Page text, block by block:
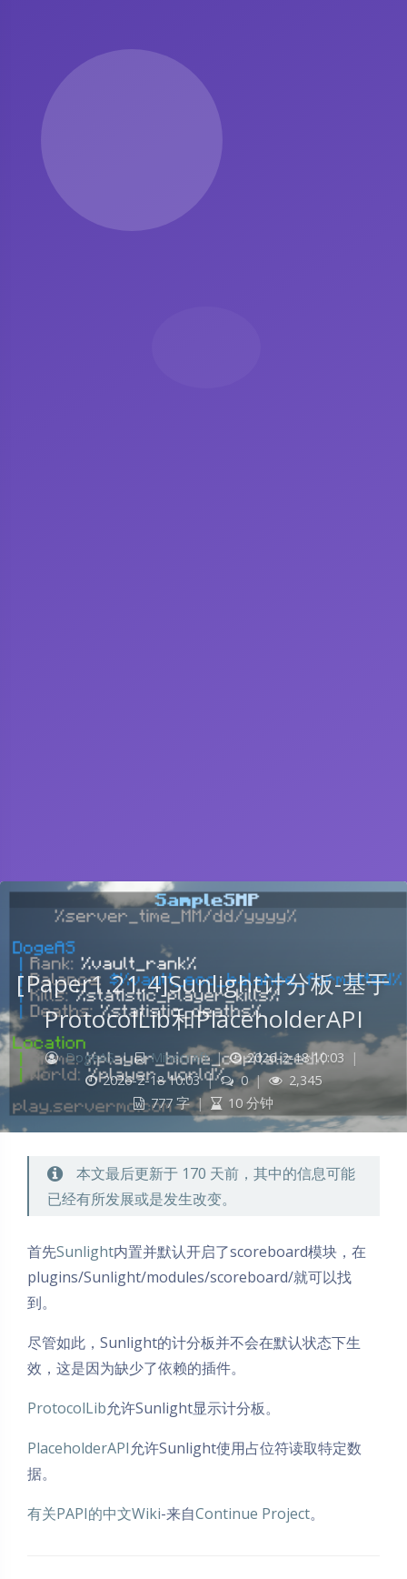
[Paper1.21.4]Sunlight计分板-基于
ProtocolLib和PlaceholderAPI
DogeAS | Minecraft | 2026-2-18 10:03
|
2026-2-18 10:03 | 0 |
2,345
777 字 | 10 分钟
本文最后更新于 170 天前，其中的信息可能
已经有所发展或是发生改变。
首先Sunlight内置并默认开启了scoreboard模块，在
plugins/Sunlight/modules/scoreboard/就可以找
到。
尽管如此，Sunlight的计分板并不会在默认状态下生
效，这是因为缺少了依赖的插件。
ProtocolLib允许Sunlight显示计分板。
PlaceholderAPI允许Sunlight使用占位符读取特定数
据。
有关PAPI的中文Wiki-来自Continue Project。